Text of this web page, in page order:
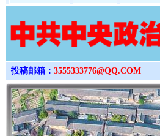
投稿邮箱： 3555333776@QQ.COM